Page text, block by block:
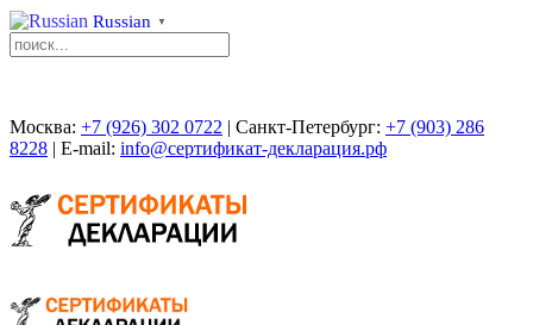
Russian ▼
Москва: +7 (926) 302 0722 | Санкт-Петербург: +7 (903) 286
8228 | E-mail: info@сертификат-декларация.рф